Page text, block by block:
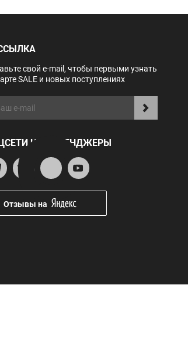
свой e-mail, чтобы первыми узнать
SALE и новых поступлениях
И МЕССЕНДЖЕРЫ
Отзывы на